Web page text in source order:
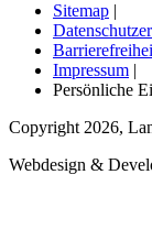
Sitemap |
Impressum |
Persönliche
Copyright 2026,
Webdesign &